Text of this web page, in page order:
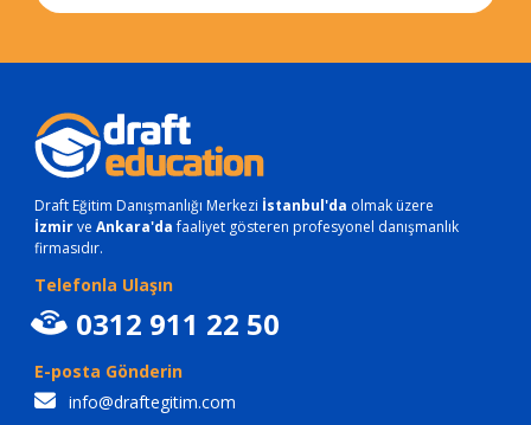
Draft Eğitim Danışmanlığı Merkezi İstanbul'da olmak üzere
İzmirve Ankara'dafaaliyet gösteren profesyonel danışmanlık
firmasıdır.
Telefonla Ulaşın
0312 911 22 50
E-posta Gönderin
info@draftegitim.com